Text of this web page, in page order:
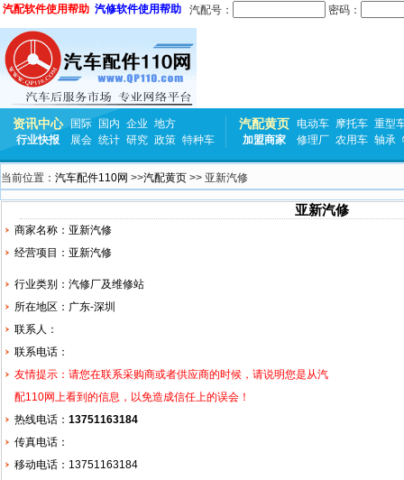
汽配软件使用帮助 汽修软件使用帮助 汽配号： 密码：
资讯中心 国际 国内 企业 地方
行业快报
展会 统计 研究 政策 特种车
汽配黄页 电动车 摩托车 重型
加盟商家
修理厂 农用车 轴承
当前位置： 汽车配件110网 >>汽配黄页 >> 亚新汽修
亚新汽修
商家名称：亚新汽修
经营项目：亚新汽修
行业类别：汽修厂及维修站
所在地区：广东-深圳
联系人：
联系电话：
友情提示：请您在联系采购商或者供应商的时候，请说明您是从汽
配110网上看到的信息，以免造成信任上的误会！
热线电话： 13751163184
传真电话：
移动电话：13751163184